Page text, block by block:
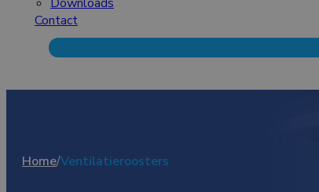
Contact
Home/Ventilatieroosters